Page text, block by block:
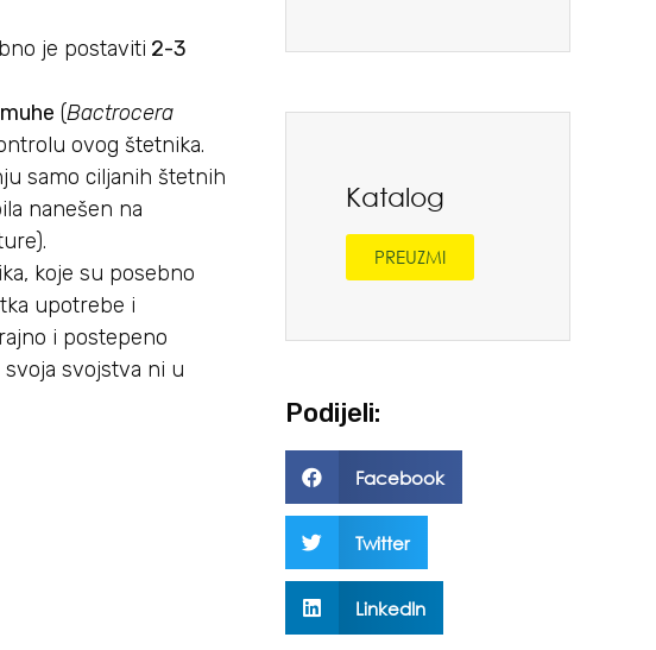
je postaviti 2-3
(Bactrocera
ovog štetnika.
samo ciljanih štetnih
nanešen na
koje su posebno
upotrebe i
i postepeno
svojstva ni u
Katalog
PREUZMI
Podijeli:
Facebook
Twitter
LinkedIn